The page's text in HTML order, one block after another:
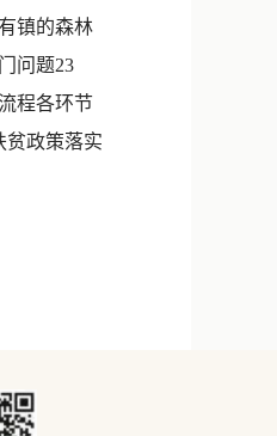
镇的森林
问题23
程各环节
贫政策落实